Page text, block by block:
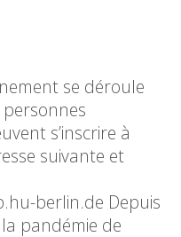
se déroule
s’inscrire à
suivante et
berlin.de Depuis
pandémie de